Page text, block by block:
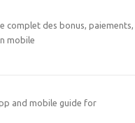
complet des bonus, paiements,
mobile
and mobile guide for